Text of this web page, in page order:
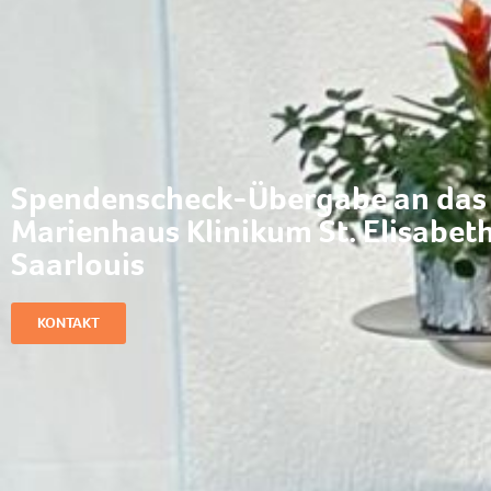
Spendenscheck-Übergabe an das
Marienhaus Klinikum St.
Saarlouis
KONTAKT